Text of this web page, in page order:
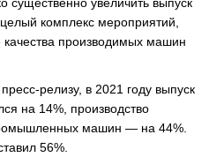
комплекс мероприятий,
производимых машин
релизу, в 2021 году выпуск
на 14%, производство
машин — на 44%.
56%.